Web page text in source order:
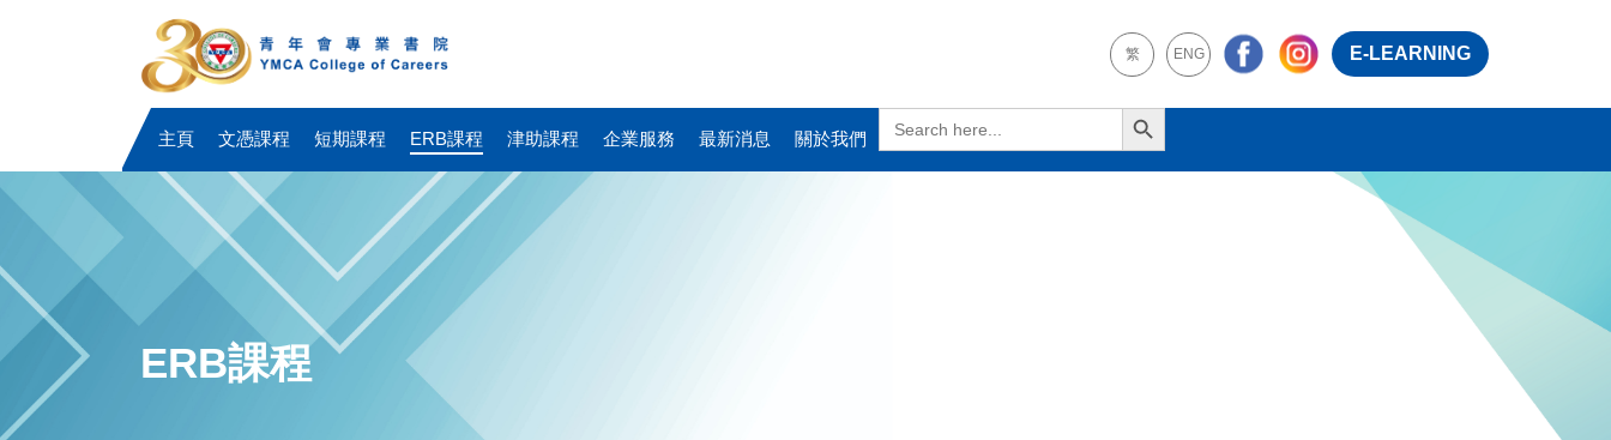
繁 ENG E-LEARNING
主頁 文憑課程 短期課程 ERB課程 津助課程 企業服務 最新消息 關於我們
Search
for:
Search Button
ERB課程